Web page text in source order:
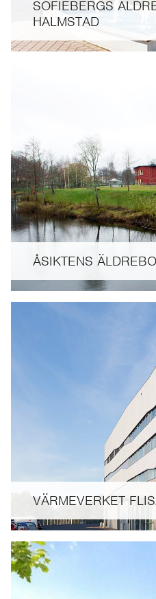
SOFIEBERGS
HALMSTAD
ÅSIKTENS
VÄRMEVERKET